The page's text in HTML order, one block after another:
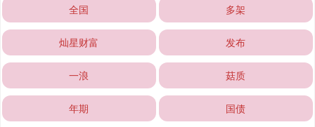
全国 多架
灿星财富 发布
一浪 菇质
年期 国债